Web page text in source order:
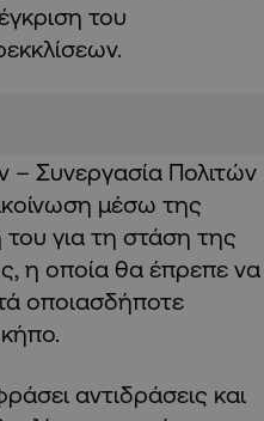
του
– Συνεργασία Πολιτών
μέσω της
για τη στάση της
η οποία θα έπρεπε να
οποιασδήποτε
αντιδράσεις και